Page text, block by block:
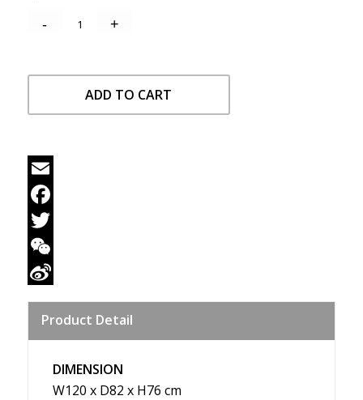
ADD TO CART
Email
Facebook
Twitter
WeChat
Weibo
Product Detail
DIMENSION
W120 x D82 x H76 cm